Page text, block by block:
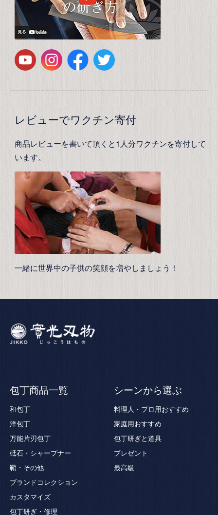
レビューでワクチン寄付
商品レビューを書いて頂くと1人分ワクチンを寄付して
います。
一緒に世界中の子供の笑顔を増やしましょう！
包丁商品一覧
和包丁
洋包丁
万能片刃包丁
砥石・シャープナー
鞘・その他
ブランドコレクション
カスタマイズ
包丁研ぎ・修理
シーンから選ぶ
料理人・プロ用おすすめ
家庭用おすすめ
包丁研ぎと道具
プレゼント
最高級